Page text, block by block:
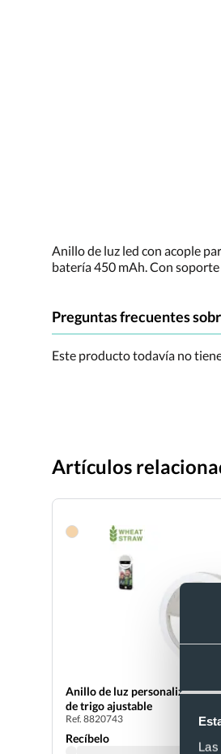
Anillo de luz led con acople
batería 450 mAh. Con
Preguntas frecuentes
Este producto todavía no
Artículos
Anillo de luz personalizado
de trigo ajustable
Ref. 8820743
Recíbelo